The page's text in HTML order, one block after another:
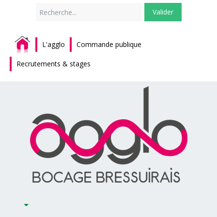
Valider
L'agglo Commande publique
Recrutements & stages